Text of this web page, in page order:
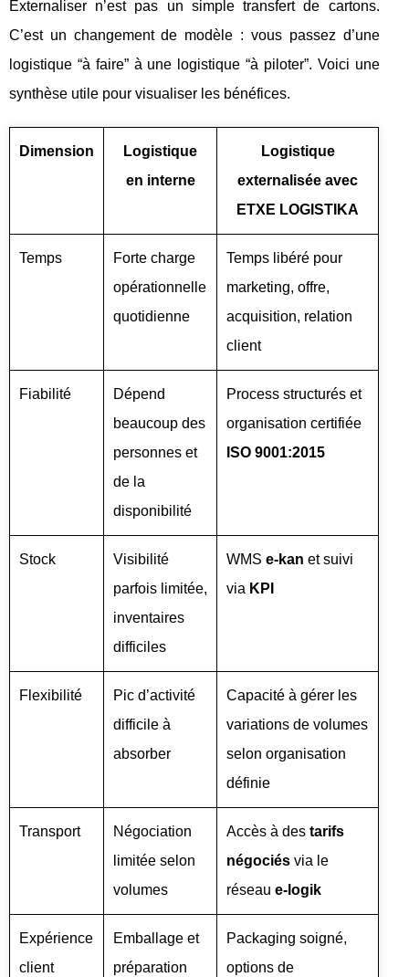
Externaliser n’est pas un simple transfert de cartons.
C’est un changement de modèle : vous passez d’une
logistique “à faire” à une logistique “à piloter”. Voici une
synthèse utile pour visualiser les bénéfices.
Dimension
Logistique
en interne
Logistique
externalisée avec
ETXE LOGISTIKA
Temps
Forte charge
opérationnelle
quotidienne
Temps libéré pour
marketing, offre,
acquisition, relation
client
Fiabilité
Dépend
beaucoup des
personnes et
de la
disponibilité
Process structurés et
organisation certifiée
ISO 9001:2015
Stock
Visibilité
parfois limitée,
inventaires
difficiles
WMS e-kan et suivi
via KPI
Flexibilité
Pic d’activité
difficile à
absorber
Capacité à gérer les
variations de volumes
selon organisation
définie
Transport
Négociation
limitée selon
volumes
Accès à des tarifs
négociés via le
réseau e-logik
Expérience
client
Emballage et
préparation
Packaging soigné,
options de